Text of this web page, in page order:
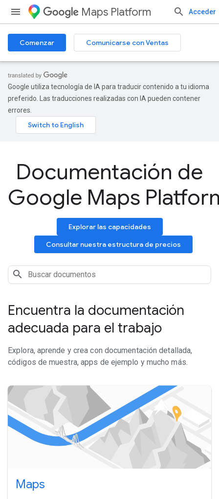
Maps Platform Acceder
Comenzar Comunicarse con Ventas
Google utiliza tecnología de IA para traducir contenido a tu idioma
preferido. Las traducciones realizadas con IA pueden contener
errores.
Documentación de
Google Maps
Explorar las capacidades
Consultar nuestra estructura de precios
Encuentra la documentación
adecuada para el trabajo
Explora, aprende y crea con documentación detallada,
códigos de muestra, apps de ejemplo y mucho más.
Maps